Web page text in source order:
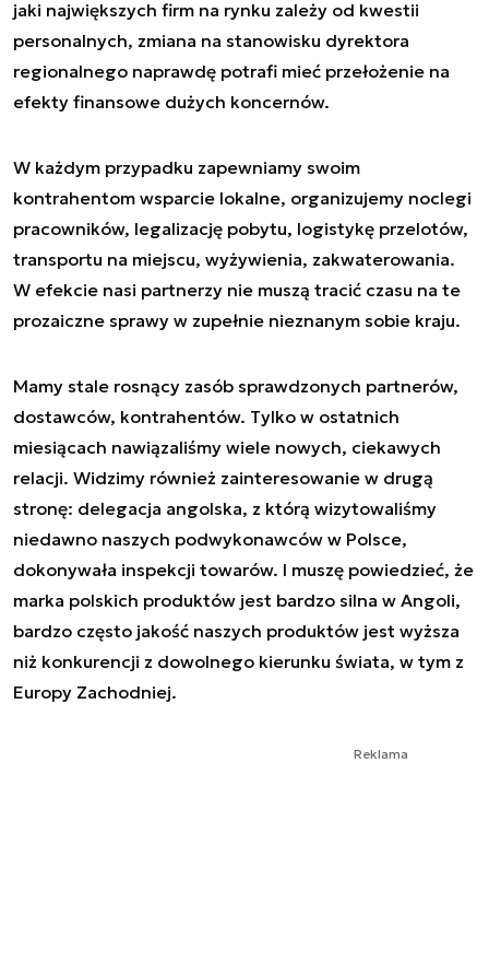
jaki największych firm na rynku zależy od kwestii
personalnych, zmiana na stanowisku dyrektora
regionalnego naprawdę potrafi mieć przełożenie na
efekty finansowe dużych koncernów.
W każdym przypadku zapewniamy swoim
kontrahentom wsparcie lokalne, organizujemy noclegi
pracowników, legalizację pobytu, logistykę przelotów,
transportu na miejscu, wyżywienia, zakwaterowania.
W efekcie nasi partnerzy nie muszą tracić czasu na te
prozaiczne sprawy w zupełnie nieznanym sobie kraju.
Mamy stale rosnący zasób sprawdzonych partnerów,
dostawców, kontrahentów. Tylko w ostatnich
miesiącach nawiązaliśmy wiele nowych, ciekawych
relacji. Widzimy również zainteresowanie w drugą
stronę: delegacja angolska, z którą wizytowaliśmy
niedawno naszych podwykonawców w Polsce,
dokonywała inspekcji towarów. I muszę powiedzieć, że
marka polskich produktów jest bardzo silna w Angoli,
bardzo często jakość naszych produktów jest wyższa
niż konkurencji z dowolnego kierunku świata, w tym z
Europy Zachodniej.
Reklama